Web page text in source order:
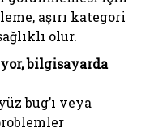
aşırı kategori
olur.
bilgisayarda
bug’ı veya